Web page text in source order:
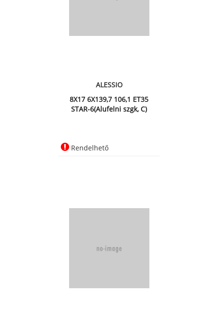
ALESSIO
8X17 6X139,7 106,1 ET35
STAR-6(Alufelni szgk, C)
Rendelhető